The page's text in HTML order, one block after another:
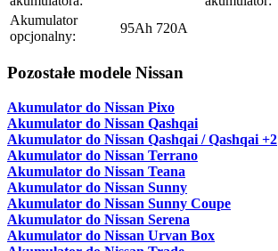
Akumulator
opcjonalny:
95Ah 720A
Pozostałe modele Nissan
Akumulator do Nissan Pixo
Akumulator do Nissan Qashqai
Akumulator do Nissan Qashqai / Qashqai +2
Akumulator do Nissan Terrano
Akumulator do Nissan Teana
Akumulator do Nissan Sunny
Akumulator do Nissan Sunny Coupe
Akumulator do Nissan Serena
Akumulator do Nissan Urvan Box